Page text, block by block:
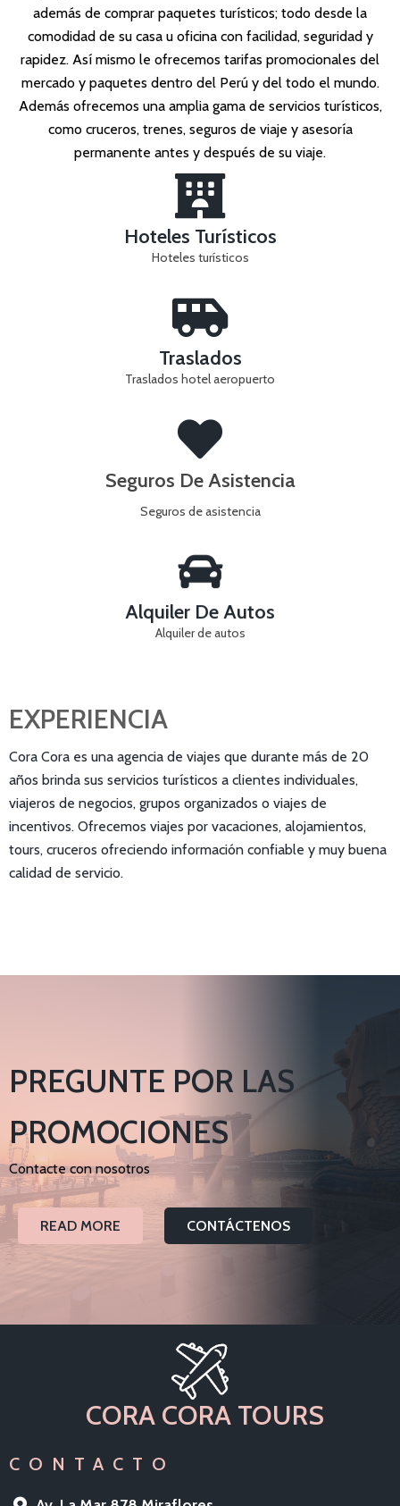
además de comprar paquetes turísticos; todo desde la
comodidad de su casa u oficina con facilidad, seguridad y
rapidez. Así mismo le ofrecemos tarifas promocionales del
mercado y paquetes dentro del Perú y del todo el mundo.
Además ofrecemos una amplia gama de servicios turísticos,
como cruceros, trenes, seguros de viaje y asesoría
permanente antes y después de su viaje.
Hoteles Turísticos
Hoteles turísticos
Traslados
Traslados hotel aeropuerto
Seguros De Asistencia
Seguros de asistencia
Alquiler De Autos
Alquiler de autos
EXPERIENCIA
Cora Cora es una agencia de viajes que durante más de 20
años brinda sus servicios turísticos a clientes individuales,
viajeros de negocios, grupos organizados o viajes de
incentivos. Ofrecemos viajes por vacaciones, alojamientos,
tours, cruceros ofreciendo información confiable y muy buena
calidad de servicio.
PREGUNTE POR LAS
PROMOCIONES
Contacte con nosotros
READ MORE CONTÁCTENOS
CORA CORA TOURS
CONTACTO